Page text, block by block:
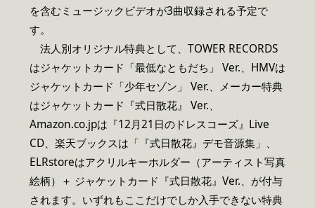
を含むミュージックビデオが3曲収録される予定で
す。
法人別オリジナル特典として、TOWER RECORDS
はジャケットカード「最低なともだち」 Ver.、HMVは
ジャケットカード「少年セゾン」 Ver.、メーカー特典
はジャケットカード『式日散花』 Ver.、
Amazon.co.jpは『12月21日のドレスコーズ』Live
CD、楽天ブックスは「『式日散花』デモ音源集」、
ELRstoreはアクリルキーホルダー（アーティスト写真
絵柄）＋ ジャケットカード『式日散花』Ver.、が付与
されます。いずれもここだけでしか入手できない特典